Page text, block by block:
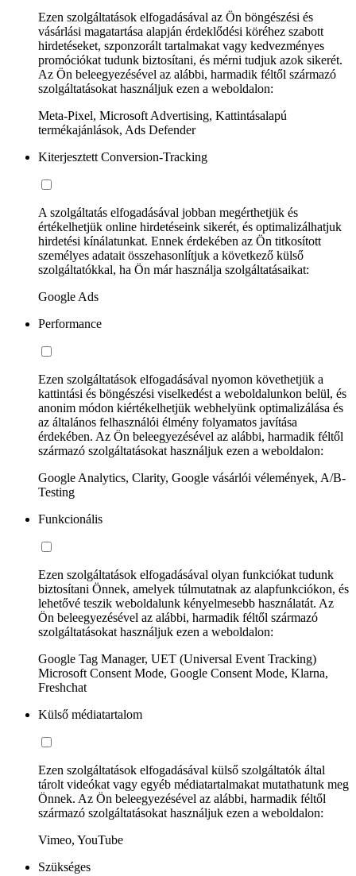
Ezen szolgáltatások elfogadásával az Ön böngészési és
vásárlási magatartása alapján érdeklődési köréhez szabott
hirdetéseket, szponzorált tartalmakat vagy kedvezményes
promóciókat tudunk biztosítani, és mérni tudjuk azok sikerét.
Az Ön beleegyezésével az alábbi, harmadik féltől származó
szolgáltatásokat használjuk ezen a weboldalon:
Meta-Pixel, Microsoft Advertising, Kattintásalapú
termékajánlások, Ads Defender
Kiterjesztett Conversion-Tracking
A szolgáltatás elfogadásával jobban megérthetjük és
értékelhetjük online hirdetéseink sikerét, és optimalizálhatjuk
hirdetési kínálatunkat. Ennek érdekében az Ön titkosított
személyes adatait összehasonlítjuk a következő külső
szolgáltatókkal, ha Ön már használja szolgáltatásaikat:
Google Ads
Performance
Ezen szolgáltatások elfogadásával nyomon követhetjük a
kattintási és böngészési viselkedést a weboldalunkon belül, és
anonim módon kiértékelhetjük webhelyünk optimalizálása és
az általános felhasználói élmény folyamatos javítása
érdekében. Az Ön beleegyezésével az alábbi, harmadik féltől
származó szolgáltatásokat használjuk ezen a weboldalon:
Google Analytics, Clarity, Google vásárlói vélemények, A/B-
Testing
Funkcionális
Ezen szolgáltatások elfogadásával olyan funkciókat tudunk
biztosítani Önnek, amelyek túlmutatnak az alapfunkciókon, és
lehetővé teszik weboldalunk kényelmesebb használatát. Az
Ön beleegyezésével az alábbi, harmadik féltől származó
szolgáltatásokat használjuk ezen a weboldalon:
Google Tag Manager, UET (Universal Event Tracking)
Microsoft Consent Mode, Google Consent Mode, Klarna,
Freshchat
Külső médiatartalom
Ezen szolgáltatások elfogadásával külső szolgáltatók által
tárolt videókat vagy egyéb médiatartalmakat mutathatunk meg
Önnek. Az Ön beleegyezésével az alábbi, harmadik féltől
származó szolgáltatásokat használjuk ezen a weboldalon:
Vimeo, YouTube
Szükséges